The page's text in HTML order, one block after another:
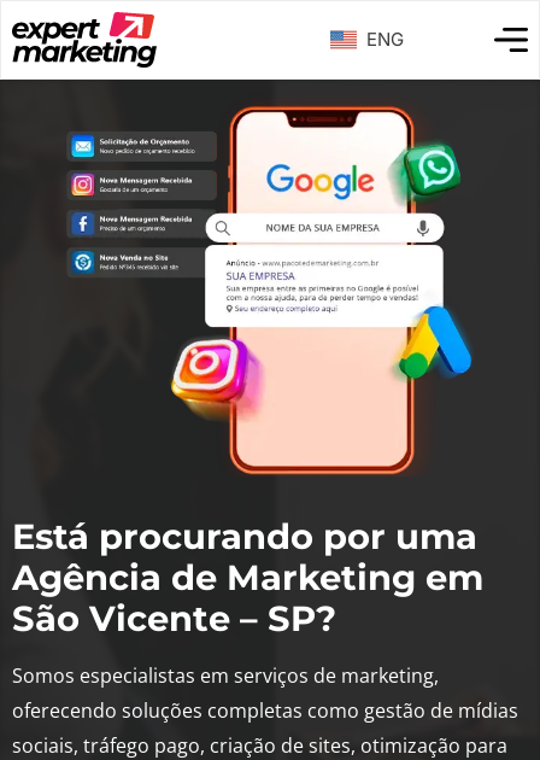
ENG
Está procurando por uma
Agência de Marketing em
São Vicente – SP?
Somos especialistas em serviços de marketing,
oferecendo soluções completas como gestão de mídias
sociais, tráfego pago, criação de sites, otimização para